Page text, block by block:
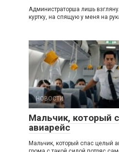
Администраторша лишь
куртку, на спящую у меня на
НОВОСТИ
Мальчик, который
авиарейс
Мальчик, который спас целый